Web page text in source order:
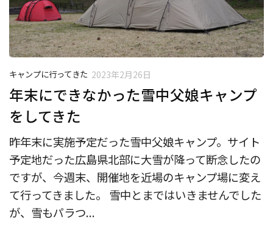
キャンプに行ってきた 2023年2月26日
年末にできなかった雪中父娘キャンプ
をしてきた
昨年末に実施予定だった雪中父娘キャンプ。サイト
予定地だった広島県北部に大雪が降って断念したの
ですが、今週末、開催地を近場のキャンプ場に変え
て行ってきました。 雪中とまではいきませんでした
が、雪もパラつ...